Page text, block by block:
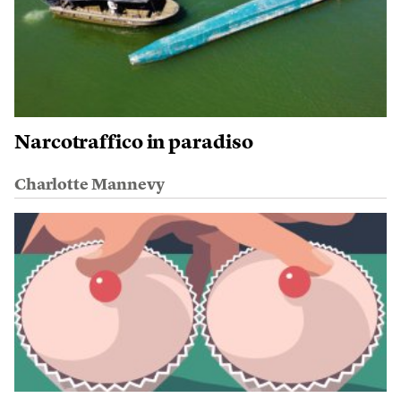
Narcotraffico in paradiso
Charlotte Mannevy